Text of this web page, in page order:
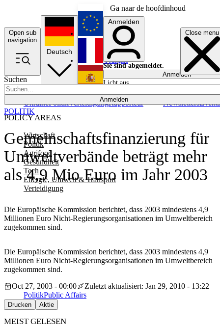
Ga naar de hoofdinhoud
Open sub
navigation
Close menu
Suchen
Anmelden
POLICY AREAS
Wirtschaft
Politik
Agrifood
Gesundheit
Tech
Energie, Umwelt & Transport
Verteidigung
UkrainePolitikVerteidigungRapporteur NewslettersEvents
Deutsch
English
Français
Anmelden
Sie sind abgemeldet.
Anmelden
Licht aus
Gemeinschaftsfinanzierung für
Umweltverbände beträgt mehr
als 4,9 Mio Euro im Jahr 2003
Die Europäische Kommission berichtet, dass 2003 mindestens 4,9
Millionen Euro Nicht-Regierungsorganisationen im Umweltbereich
zugekommen sind.
POLITIK
Die Europäische Kommission berichtet, dass 2003 mindestens 4,9
Millionen Euro Nicht-Regierungsorganisationen im Umweltbereich
zugekommen sind.
Oct 27, 2003 - 00:00
Zuletzt aktualisiert: Jan 29, 2010 - 13:22
PolitikPublic Affairs
Drucken Aktie
MEIST GELESEN